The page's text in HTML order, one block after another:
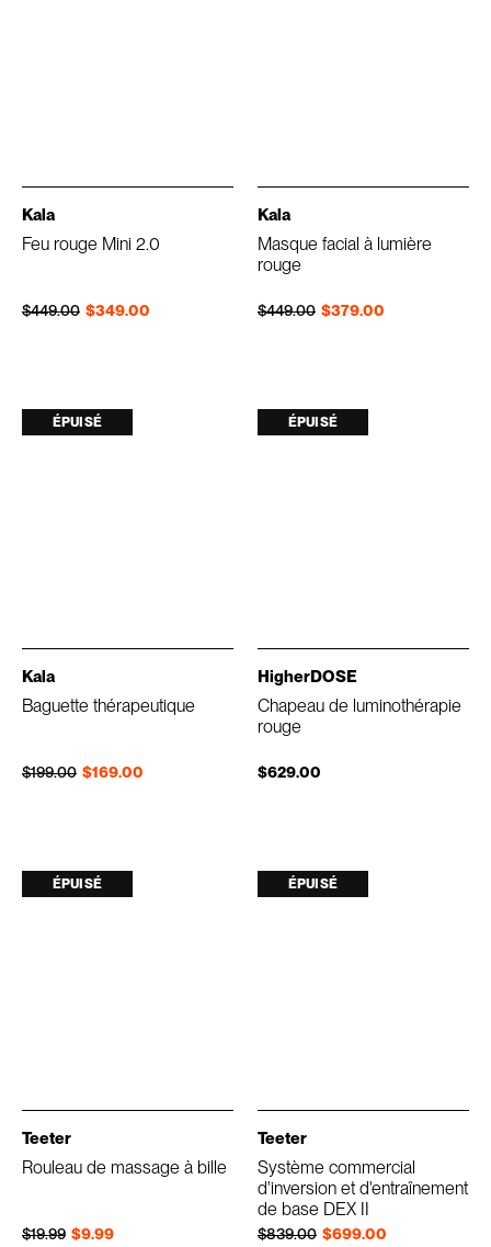
Kala
Feu rouge Mini 2.0
$349.00
Prix régulier
$449.00
Prix réduit
Kala
Masque facial à lumière
rouge
$379.00
Prix régulier
$449.00
Prix réduit
ÉPUISÉ
Kala
Baguette thérapeutique
$169.00
Prix régulier
$199.00
Prix réduit
ÉPUISÉ
HigherDOSE
Chapeau de luminothérapie
rouge
$629.00
ÉPUISÉ
Teeter
Rouleau de massage à bille
$9.99
Prix régulier
$19.99
Prix réduit
ÉPUISÉ
Teeter
Système commercial
d'inversion et d'entraînement
de base DEX II
$699.00
Prix régulier
$839.00
Prix réduit